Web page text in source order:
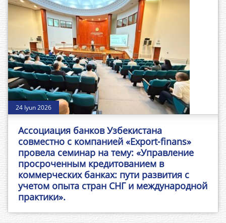
24 Iyun 2026
Ассоциация банков Узбекистана
совместно с компанией «Export-finans»
провела семинар на тему: «Управление
просроченным кредитованием в
коммерческих банках: пути развития с
учетом опыта стран СНГ и международной
практики».